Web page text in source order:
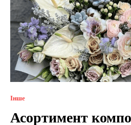
Інше
Асортимент